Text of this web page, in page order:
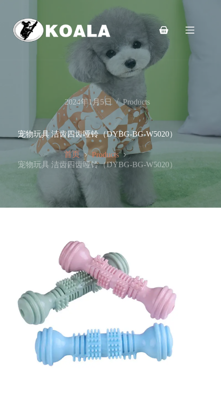
购
车
2024年1月5日 Products
宠物玩具 洁齿四齿哑铃（DYBG-BG-W5020）
首页
Products
宠物玩具 洁齿四齿哑铃（DYBG-BG-W5020）